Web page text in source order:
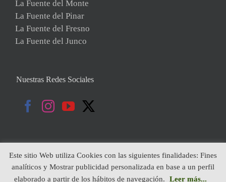
La Fuente del Monte
La Fuente del Pinar
La Fuente del Fresno
La Fuente del Junco
Nuestras Redes Sociales
Copyright 2019 | Todos Los Derechos Reservados | Diseñado por:
Este sitio Web utiliza Cookies con las siguientes finalidades: Fines
analíticos y Mostrar publicidad personalizada en base a un perfil
elaborado a partir de los hábitos de navegación.
Leer más...